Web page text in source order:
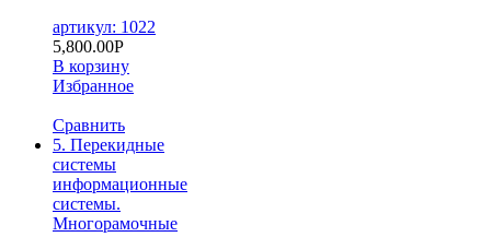
артикул: 1022
5,800.00Р
В корзину
Избранное
Сравнить
5. Перекидные
системы
информационные
системы.
Многорамочные